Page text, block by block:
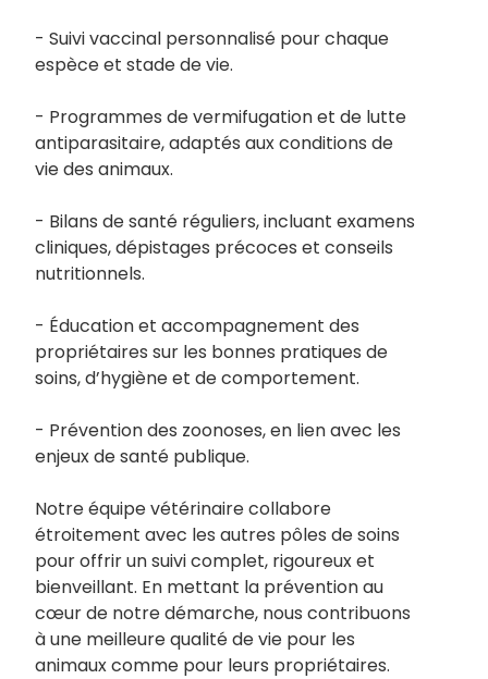
- Suivi vaccinal personnalisé pour chaque
espèce et stade de vie.
- Programmes de vermifugation et de lutte
antiparasitaire, adaptés aux conditions de
vie des animaux.
- Bilans de santé réguliers, incluant examens
cliniques, dépistages précoces et conseils
nutritionnels.
- Éducation et accompagnement des
propriétaires sur les bonnes pratiques de
soins, d’hygiène et de comportement.
- Prévention des zoonoses, en lien avec les
enjeux de santé publique.
Notre équipe vétérinaire collabore
étroitement avec les autres pôles de soins
pour offrir un suivi complet, rigoureux et
bienveillant. En mettant la prévention au
cœur de notre démarche, nous contribuons
à une meilleure qualité de vie pour les
animaux comme pour leurs propriétaires.